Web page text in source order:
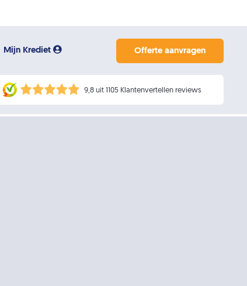
Mijn Krediet Offerte aanvragen
9,8 uit 1105 Klantenvertellen reviews